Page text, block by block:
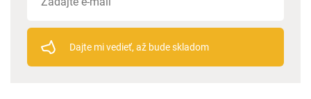
Dajte mi vedieť, až bude skladom